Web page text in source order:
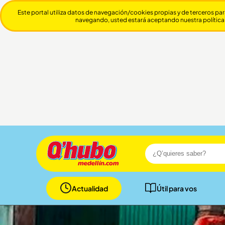
Actualidad Útil para vos
Este portal utiliza datos de navegación/cookies propias y de terceros
navegando, usted estará aceptando nuestra